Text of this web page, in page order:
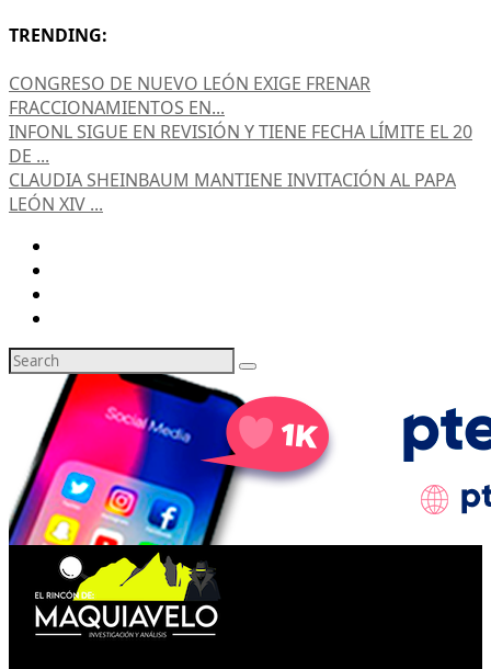
TRENDING:
CONGRESO DE NUEVO LEÓN EXIGE FRENAR
FRACCIONAMIENTOS EN...
INFONL SIGUE EN REVISIÓN Y TIENE FECHA LÍMITE EL 20
DE ...
CLAUDIA SHEINBAUM MANTIENE INVITACIÓN AL PAPA
LEÓN XIV ...